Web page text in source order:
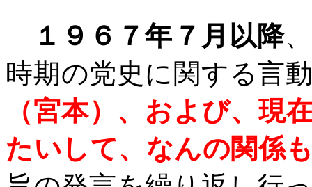
１９６７年７月以降
時期の党史に関する言
（宮本）、および、現
たいして、なんの関係